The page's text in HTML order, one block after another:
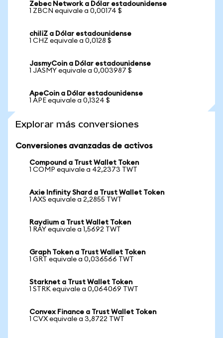
Zebec Network a Dólar estadounidense
1 ZBCN equivale a 0,00174 $
chiliZ a Dólar estadounidense
1 CHZ equivale a 0,0128 $
JasmyCoin a Dólar estadounidense
1 JASMY equivale a 0,003987 $
ApeCoin a Dólar estadounidense
1 APE equivale a 0,1324 $
Explorar más conversiones
Conversiones avanzadas de activos
Compound a Trust Wallet Token
1 COMP equivale a 42,2373 TWT
Axie Infinity Shard a Trust Wallet Token
1 AXS equivale a 2,2855 TWT
Raydium a Trust Wallet Token
1 RAY equivale a 1,5692 TWT
Graph Token a Trust Wallet Token
1 GRT equivale a 0,036566 TWT
Starknet a Trust Wallet Token
1 STRK equivale a 0,064069 TWT
Convex Finance a Trust Wallet Token
1 CVX equivale a 3,8722 TWT